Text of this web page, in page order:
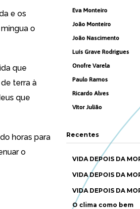
e os
o
que
terra à
que
horas para
o
Eva Monteiro
João Monteiro
João Nascimento
Luís Grave Rodrigues
Onofre Varela
Paulo Ramos
Ricardo Alves
Vítor Julião
Recentes
VIDA DEPOIS DA
VIDA DEPOIS DA
VIDA DEPOIS DA
O clima como bem